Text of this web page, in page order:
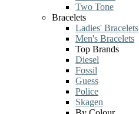
Two Tone
Bracelets
Ladies' Bracelets
Men's Bracelets
Top Brands
Diesel
Fossil
Guess
Police
Skagen